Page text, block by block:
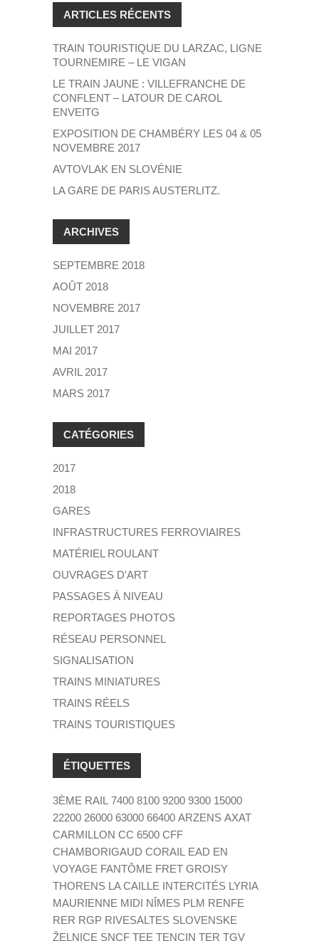
ARTICLES RÉCENTS
TRAIN TOURISTIQUE DU LARZAC, LIGNE
TOURNEMIRE – LE VIGAN
LE TRAIN JAUNE : VILLEFRANCHE DE
CONFLENT – LATOUR DE CAROL
ENVEITG
EXPOSITION DE CHAMBÉRY LES 04 & 05
NOVEMBRE 2017
AVTOVLAK EN SLOVÉNIE
LA GARE DE PARIS AUSTERLITZ.
ARCHIVES
SEPTEMBRE 2018
AOÛT 2018
NOVEMBRE 2017
JUILLET 2017
MAI 2017
AVRIL 2017
MARS 2017
CATÉGORIES
2017
2018
GARES
INFRASTRUCTURES FERROVIAIRES
MATÉRIEL ROULANT
OUVRAGES D'ART
PASSAGES À NIVEAU
REPORTAGES PHOTOS
RÉSEAU PERSONNEL
SIGNALISATION
TRAINS MINIATURES
TRAINS RÉELS
TRAINS TOURISTIQUES
ÉTIQUETTES
3ÈME RAIL 7400 8100 9200 9300 15000
22200 26000 63000 66400 ARZENS AXAT
CARMILLON CC 6500 CFF
CHAMBORIGAUD CORAIL EAD EN
VOYAGE FANTÔME FRET GROISY
THORENS LA CAILLE INTERCITÉS LYRIA
MAURIENNE MIDI NÎMES PLM RENFE
RER RGP RIVESALTES SLOVENSKE
ŽELNICE SNCF TEE TENCIN TER TGV